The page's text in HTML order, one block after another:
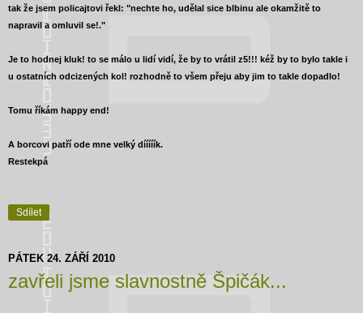
tak že jsem policajtovi řekl: "nechte ho, udělal sice blbinu ale okamžitě to
napravil a omluvil se!."
Je to hodnej kluk! to se málo u lidí vidí, že by to vrátil z5!!! kéž by to bylo takle i
u ostatních odcizených kol! rozhodně to všem přeju aby jim to takle dopadlo!
Tomu říkám happy end!
A borcovi patří ode mne velký dííííík.
Restekpá
Sdílet
PÁTEK 24. ZÁŘÍ 2010
zavřeli jsme slavnostně Špičák...